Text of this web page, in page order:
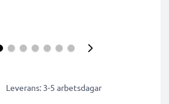
Leverans: 3-5 arbetsdagar